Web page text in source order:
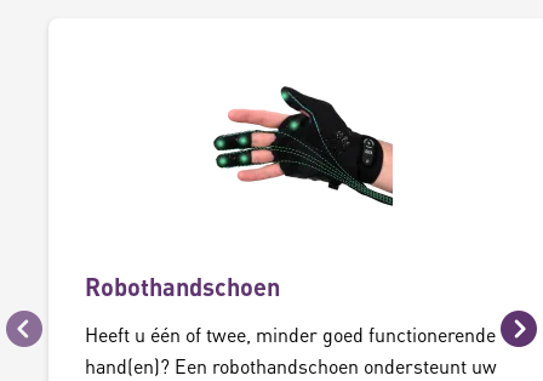
Vorige
Robothandschoen
Heeft u één of twee, minder goed functionerende
hand(en)? Een robothandschoen ondersteunt uw